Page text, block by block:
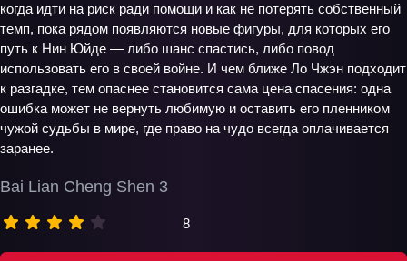
Bai Lian Cheng Shen 3
8
когда идти на риск ради помощи и как не потерять собственный
темп, пока рядом появляются новые фигуры, для которых его
путь к Нин Юйде — либо шанс спастись, либо повод
использовать его в своей войне. И чем ближе Ло Чжэн подходит
к разгадке, тем опаснее становится сама цена спасения: одна
ошибка может не вернуть любимую и оставить его пленником
чужой судьбы в мире, где право на чудо всегда оплачивается
заранее.